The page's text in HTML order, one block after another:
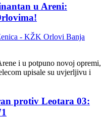
u Areni:
i u potpuno novoj opremi,
upisale su uvjerljivu i
protiv Leotara 03: